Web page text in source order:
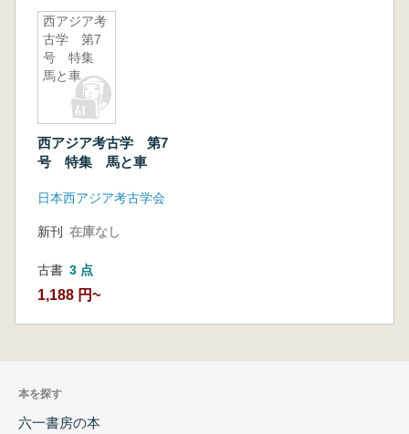
西アジア考
古学 第7
号 特集
馬と車
西アジア考古学 第7
号 特集 馬と車
日本西アジア考古学会
新刊 在庫なし
古書 3 点
1,188 円~
本を探す
六一書房の本